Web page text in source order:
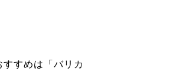
すめは「バリカ